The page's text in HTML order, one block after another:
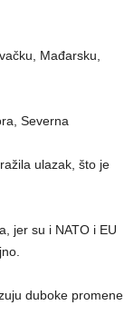
Mađarsku,
Severna
ulazak, što je
jer su i NATO i EU
duboke promene